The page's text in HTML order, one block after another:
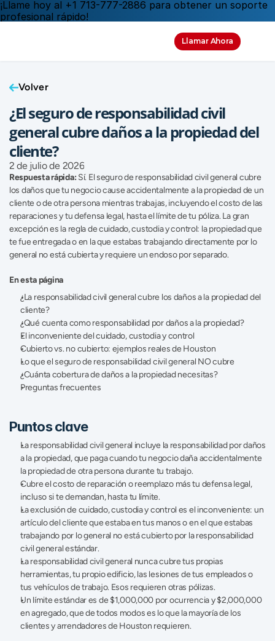
¡Llame hoy al +1 713-777-2886 para obtener un soporte
profesional rápido!
Llamar Ahora
Volver
¿El seguro de responsabilidad civil
general cubre daños a la propiedad del
cliente?
2 de julio de 2026
Respuesta rápida: Sí. El seguro de responsabilidad civil general cubre
los daños que tu negocio cause accidentalmente a la propiedad de un
cliente o de otra persona mientras trabajas, incluyendo el costo de las
reparaciones y tu defensa legal, hasta el límite de tu póliza. La gran
excepción es la regla de cuidado, custodia y control: la propiedad que
te fue entregada o en la que estabas trabajando directamente por lo
general no está cubierta y requiere un endoso por separado.
En esta página
¿La responsabilidad civil general cubre los daños a la propiedad del
cliente?
¿Qué cuenta como responsabilidad por daños a la propiedad?
El inconveniente del cuidado, custodia y control
Cubierto vs. no cubierto: ejemplos reales de Houston
Lo que el seguro de responsabilidad civil general NO cubre
¿Cuánta cobertura de daños a la propiedad necesitas?
Preguntas frecuentes
Puntos clave
La responsabilidad civil general incluye la responsabilidad por daños
a la propiedad, que paga cuando tu negocio daña accidentalmente
la propiedad de otra persona durante tu trabajo.
Cubre el costo de reparación o reemplazo más tu defensa legal,
incluso si te demandan, hasta tu límite.
La exclusión de cuidado, custodia y control es el inconveniente: un
artículo del cliente que estaba en tus manos o en el que estabas
trabajando por lo general no está cubierto por la responsabilidad
civil general estándar.
La responsabilidad civil general nunca cubre tus propias
herramientas, tu propio edificio, las lesiones de tus empleados o
tus vehículos de trabajo. Esos requieren otras pólizas.
Un límite estándar es de $1,000,000 por ocurrencia y $2,000,000
en agregado, que de todos modos es lo que la mayoría de los
clientes y arrendadores de Houston requieren.